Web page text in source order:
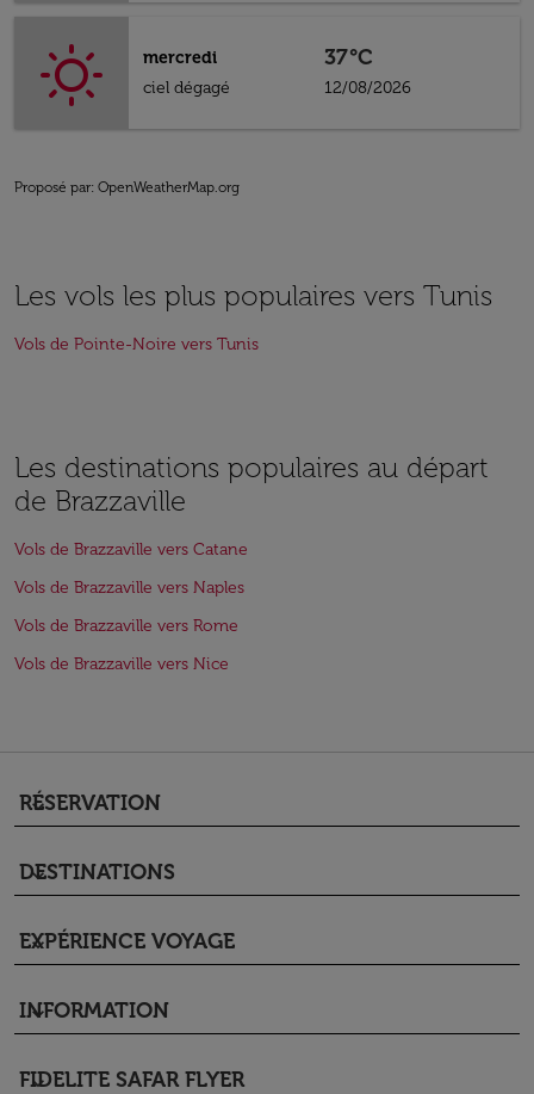
mercredi
ciel dégagé
37°C
12/08/2026
Proposé par: OpenWeatherMap.org
Les vols les plus populaires vers Tunis
Vols de Pointe-Noire vers Tunis
Les destinations populaires au départ
de Brazzaville
Vols de Brazzaville vers Catane
Vols de Brazzaville vers Naples
Vols de Brazzaville vers Rome
Vols de Brazzaville vers Nice
RÉSERVATION
keyboard_arrow_down
DESTINATIONS
keyboard_arrow_down
EXPÉRIENCE VOYAGE
keyboard_arrow_down
INFORMATION
keyboard_arrow_down
FIDELITE SAFAR FLYER
keyboard_arrow_down